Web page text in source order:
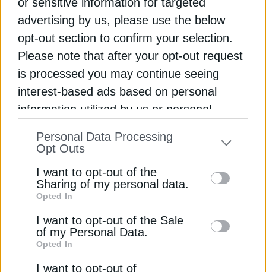
advertising by us, please use the below
opt-out section to confirm your selection.
Please note that after your opt-out request
is processed you may continue seeing
interest-based ads based on personal
information utilized by us or personal
to your opt-out. You may separately opt-out
information by third parties on the IAB’s list
of downstream participants. This
information may also be disclosed by us to
third parties on theIAB’s List of
Downstream Participants
Personal Data Processing
Opt Outs
I want to opt-out of the
Sharing of my personal data.
Opted In
I want to opt-out of the Sale
of my Personal Data.
Opted In
I want to opt-out of
Βιομεθάνιο: Γιατί η ισπανική Heygaz έβαλε στο
μικροσκόπιο την Ελλάδα
Κλιματικά καταφύγια: Η ισπανική απάντηση στους
θανατηφόρους καύσωνες
ΘΕΡΜΟΚΡΑΣΙΑ ΙΣΠΑΝΙΑ ΚΑΥΣΩΝΑΣ ΥΓΕΙΑ
ΔΕΊΤΕ ΕΠΊΣΗΣ